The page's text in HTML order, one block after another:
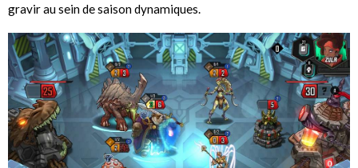
gravir au sein de saison dynamiques.